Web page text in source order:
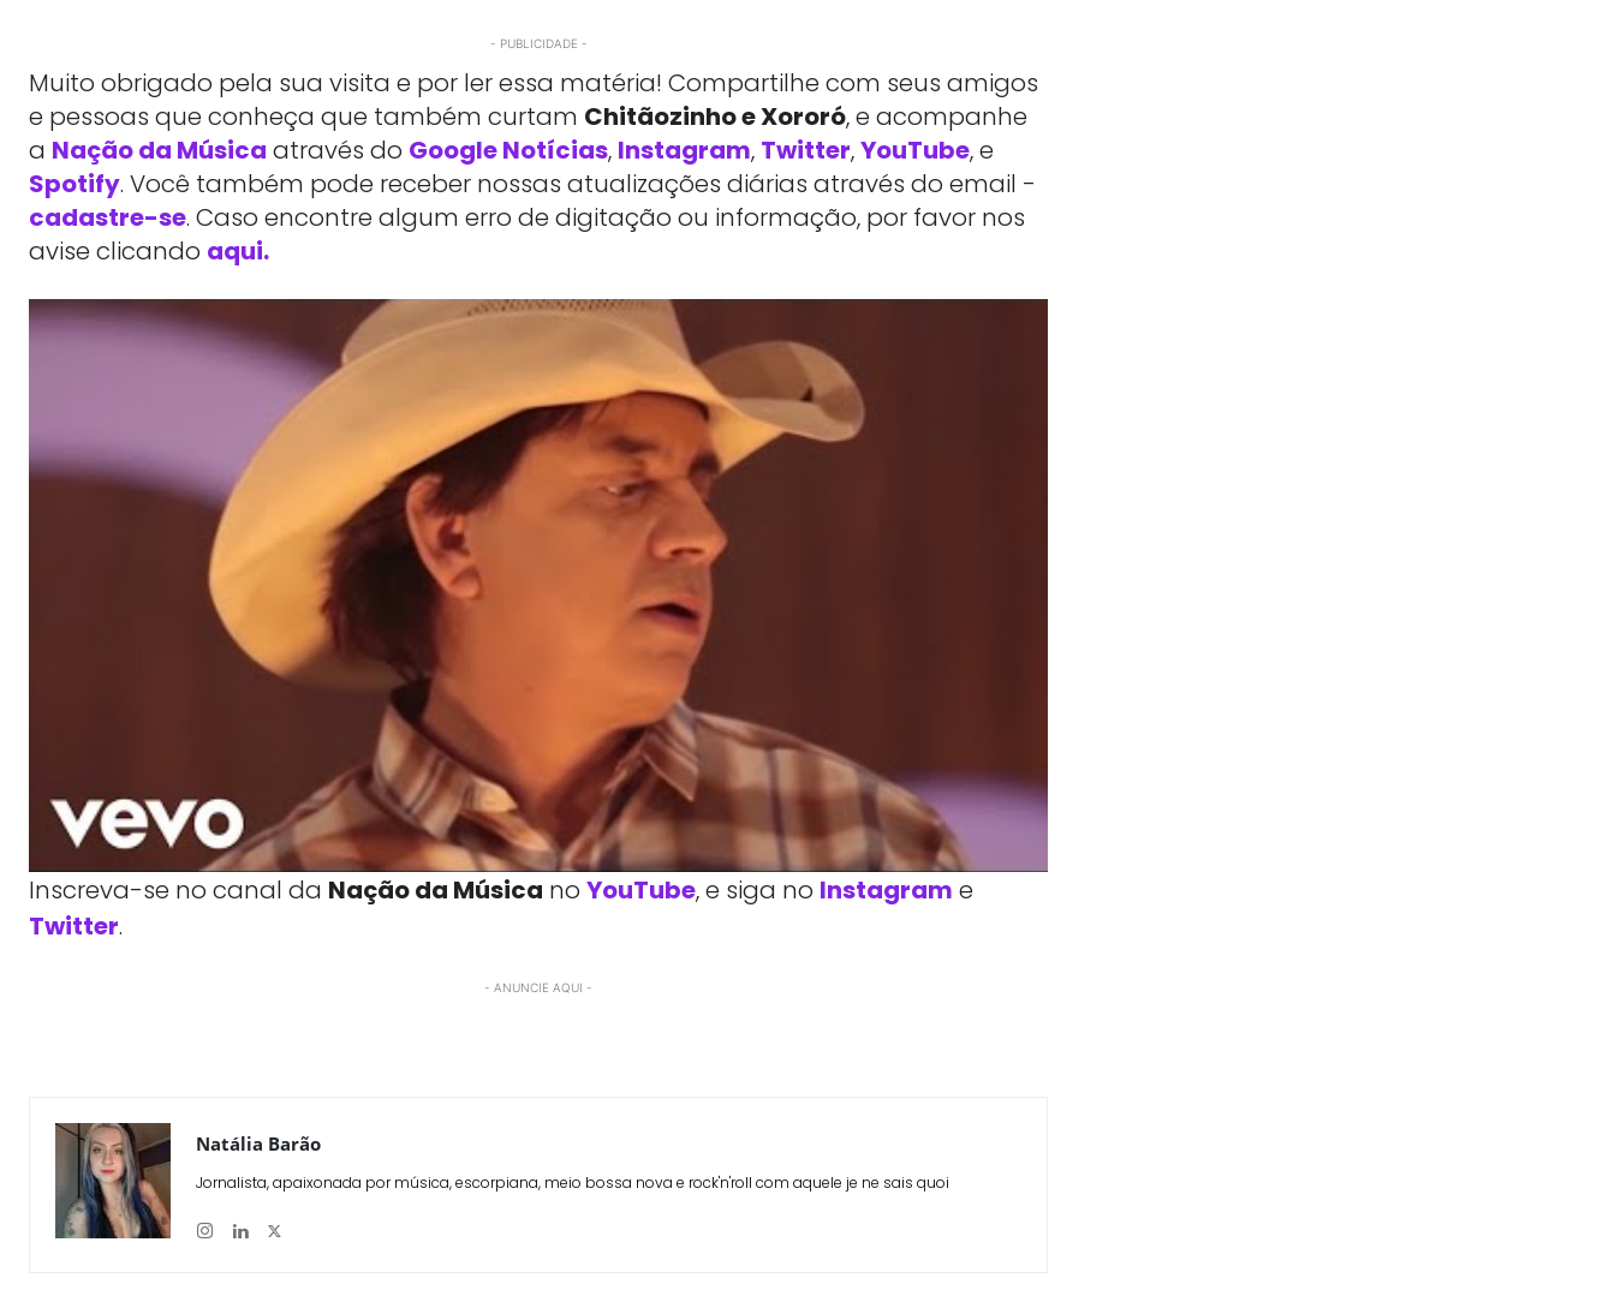
- PUBLICIDADE -
Muito obrigado pela sua visita e por ler essa matéria! Compartilhe com seus amigos
e pessoas que conheça que também curtam Chitãozinho e Xororó, e acompanhe
a Nação da Música através do Google Notícias, Instagram, Twitter,YouTube, e
Spotify. Você também pode receber nossas atualizações diárias através do email -
cadastre-se. Caso encontre algum erro de digitação ou informação, por favor nos
avise clicando aqui.
Inscreva-se no canal da Nação da Música no YouTube, e siga no Instagram e
Twitter.
- ANUNCIE AQUI -
Natália Barão
Jornalista, apaixonada por música, escorpiana, meio bossa nova e rock'n'roll com aquele je ne sais quoi